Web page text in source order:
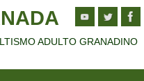
ADULTO GRANADINO